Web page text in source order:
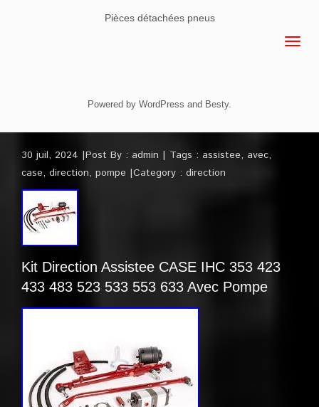
Pièces détachées pneus
Powered by WordPress and Besty.
30 juil, 2024 Post By : admin Tags : assistee, avec,
case, direction, pompe Category : direction
Kit Direction Assistee CASE IHC 353 423
433 483 523 533 553 633 Avec Pompe